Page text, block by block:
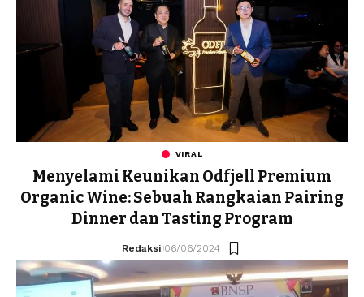
VIRAL
Menyelami Keunikan Odfjell Premium
Organic Wine: Sebuah Rangkaian Pairing
Dinner dan Tasting Program
Redaksi 06/06/2024